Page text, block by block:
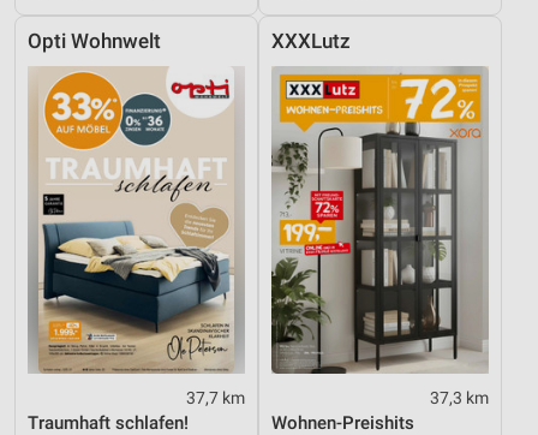
Opti Wohnwelt
37,7 km
Traumhaft schlafen!
XXXLutz
37,3 km
Wohnen-Preishits